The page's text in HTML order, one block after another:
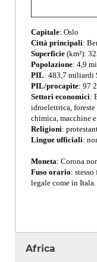
Africa
Capitale: Oslo
Città principali:
Superficie (km²):
Popolazione: 4,9
PIL: 483,7 miliardi
PIL/procapite: 97
Settori economici:
idroelettrica,
chimica, macchine
Religioni:
Lingue ufficiali:
Moneta: Corona
Fuso orario:
legale come in Itala.